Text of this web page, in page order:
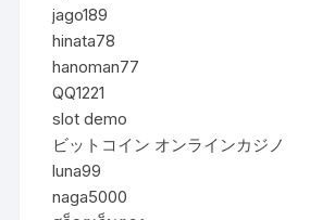
jago189
hinata78
hanoman77
QQ1221
slot demo
ビットコイン オンラインカジノ
luna99
naga5000